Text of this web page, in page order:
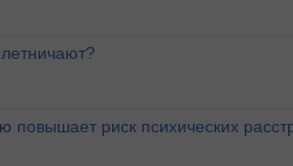
повышает риск психических